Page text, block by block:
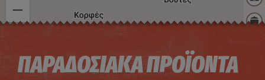
ΠΑΡΑΔΟΣΙΑΚΑ ΠΡΟΪΟΝΤΑ